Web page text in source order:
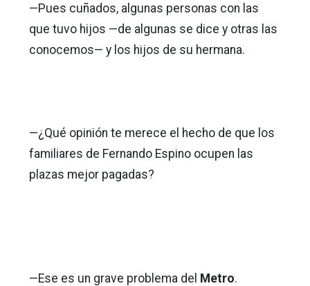
—Pues cuñados, algunas personas con las
que tuvo hijos —de algunas se dice y otras las
conocemos— y los hijos de su hermana.
—¿Qué opinión te merece el hecho de que los
familiares de Fernando Espino ocupen las
plazas mejor pagadas?
—Ese es un grave problema del Metro.